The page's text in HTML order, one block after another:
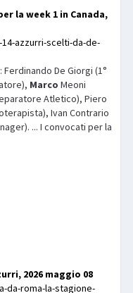
la week 1 in Canada,
azzurri-scelti-da-de-
De Giorgi (1°
Marco Meoni
Atletico), Piero
Ivan Contrario
... I convocati per la
2026 maggio 08
da-roma-la-stagione-